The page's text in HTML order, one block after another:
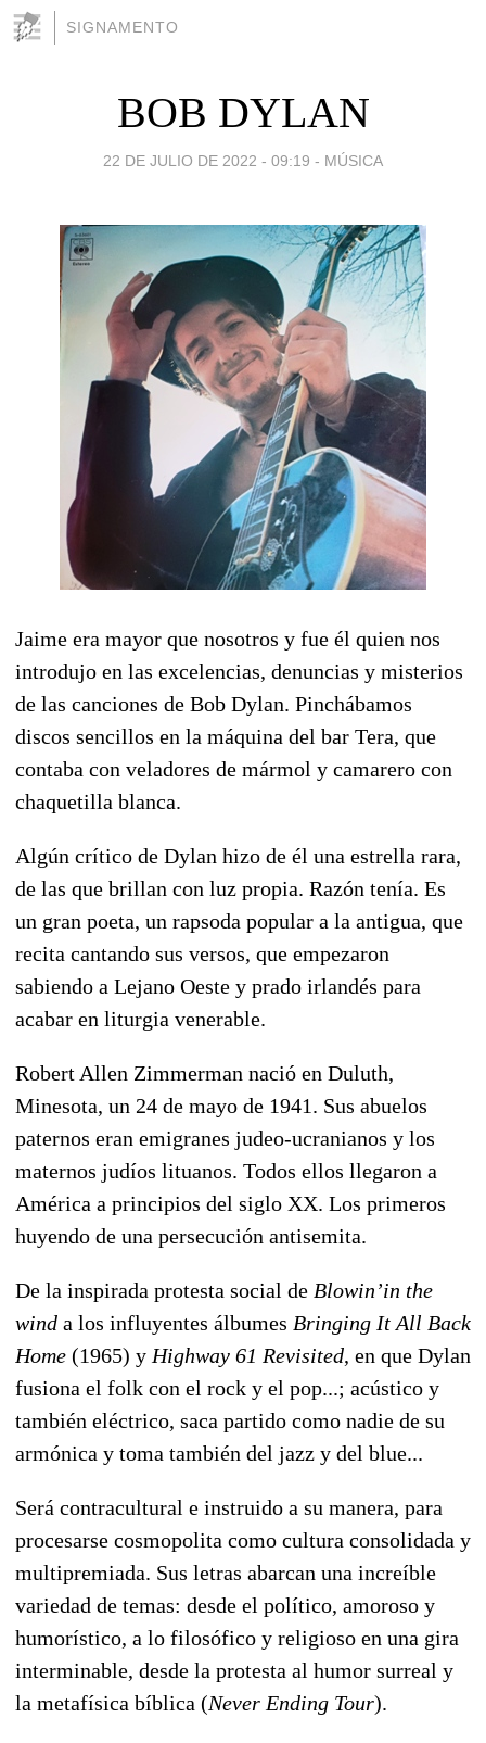
SIGNAMENTO
BOB DYLAN
22 DE JULIO DE 2022 - 09:19 - MÚSICA
Jaime era mayor que nosotros y fue él quien nos
introdujo en las excelencias, denuncias y misterios
de las canciones de Bob Dylan. Pinchábamos
discos sencillos en la máquina del bar Tera, que
contaba con veladores de mármol y camarero con
chaquetilla blanca.
Algún crítico de Dylan hizo de él una estrella rara,
de las que brillan con luz propia. Razón tenía. Es
un gran poeta, un rapsoda popular a la antigua, que
recita cantando sus versos, que empezaron
sabiendo a Lejano Oeste y prado irlandés para
acabar en liturgia venerable.
Robert Allen Zimmerman nació en Duluth,
Minesota, un 24 de mayo de 1941. Sus abuelos
paternos eran emigranes judeo-ucranianos y los
maternos judíos lituanos. Todos ellos llegaron a
América a principios del siglo XX. Los primeros
huyendo de una persecución antisemita.
De la inspirada protesta social de Blowin’in the
wind a los influyentes álbumes Bringing It All Back
Home (1965) y Highway 61 Revisited, en que Dylan
fusiona el folk con el rock y el pop...; acústico y
también eléctrico, saca partido como nadie de su
armónica y toma también del jazz y del blue...
Será contracultural e instruido a su manera, para
procesarse cosmopolita como cultura consolidada y
multipremiada. Sus letras abarcan una increíble
variedad de temas: desde el político, amoroso y
humorístico, a lo filosófico y religioso en una gira
interminable, desde la protesta al humor surreal y
la metafísica bíblica (Never Ending Tour).